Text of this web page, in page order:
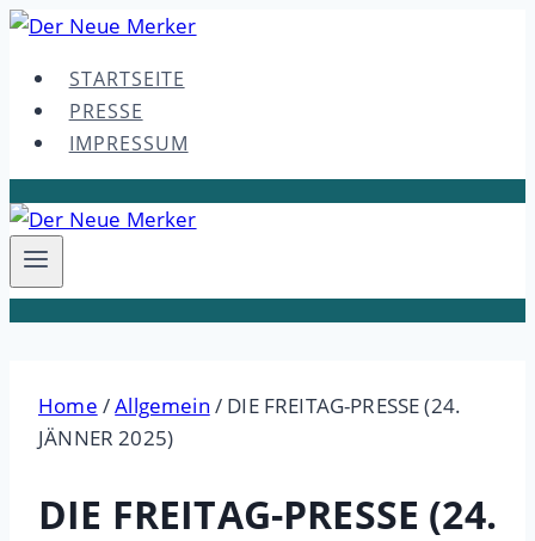
Skip
contentSTARTSEITE
PRESSE
IMPRESSUM
Home /Allgemein / DIE FREITAG-PRESSE (24.
JÄNNER 2025)
DIE FREITAG-PRESSE (24.